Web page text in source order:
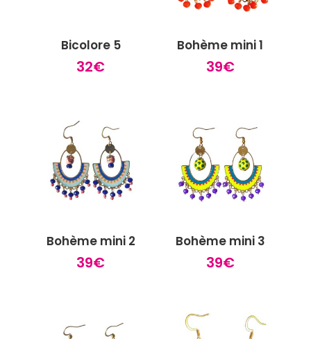
Bicolore 5
32€
Bohème mini 1
39€
Bohème mini 2
39€
Bohème mini 3
39€